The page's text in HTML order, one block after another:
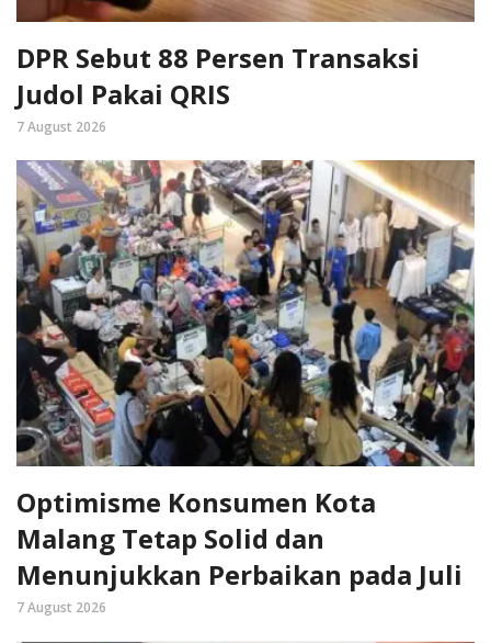
DPR Sebut 88 Persen Transaksi
Judol Pakai QRIS
7 August 2026
Optimisme Konsumen Kota
Malang Tetap Solid dan
Menunjukkan Perbaikan pada Juli
7 August 2026